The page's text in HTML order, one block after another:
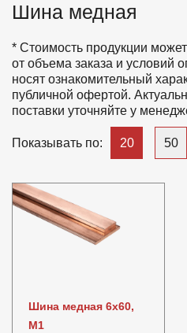
Шина медная
* Стоимость продукции
от объема заказа и условий
носят ознакомительный
публичной офертой.
поставки уточняйте у
Показывать по: 20 50
Шина медная 6х60,
М1